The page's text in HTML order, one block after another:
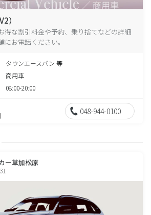
）
得な割引料金や予約、乗り捨てなどの詳細
お電話ください。
タウンエースバン 等
商用車
08:00-20:00
048-944-0100
ー草加松原